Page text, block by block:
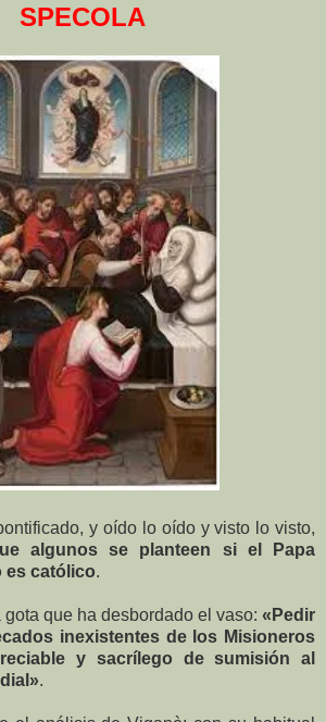
SPECOLA
y oído lo oído y visto lo visto,
algunos se planteen si el Papa
es católico.
gota que ha desbordado el vaso: «Pedir
inexistentes de los Misioneros
y sacrílego de sumisión al
.